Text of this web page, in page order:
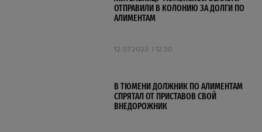
ОТПРАВИЛИ В КОЛОНИЮ ЗА ДОЛГИ ПО
АЛИМЕНТАМ
12.07.2023 12:30
В ТЮМЕНИ ДОЛЖНИК ПО АЛИМЕНТАМ
СПРЯТАЛ ОТ ПРИСТАВОВ СВОЙ
ВНЕДОРОЖНИК